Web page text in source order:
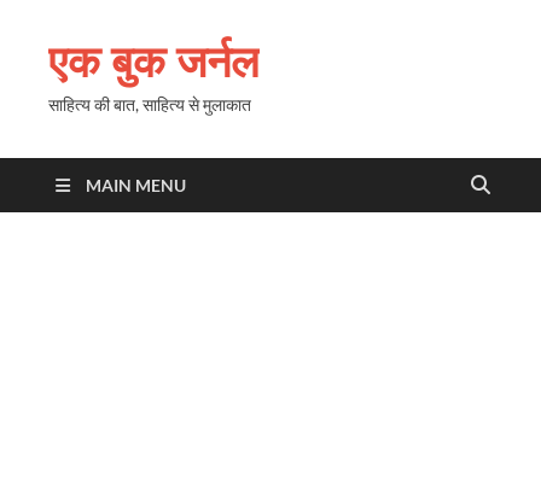
एक बुक जर्नल
साहित्य की बात, साहित्य से मुलाकात
MAIN MENU